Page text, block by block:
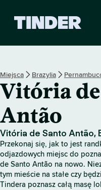
r
S
t
n
a
g
ł
ó
w
Miejsca Brazylia
Vitória
Antão
Vitória de Santo Antão,
Przekonaj się, jak to jest
odjazdowych miejsc do
de Santo Antão na nowo.
tym mieście na stałe czy
Tindera poznasz całą masę